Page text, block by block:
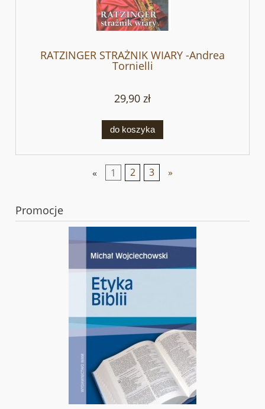
RATZINGER STRAŻNIK WIARY -Andrea
Tornielli
29,90 zł
do koszyka
« 1 2 3 »
Promocje